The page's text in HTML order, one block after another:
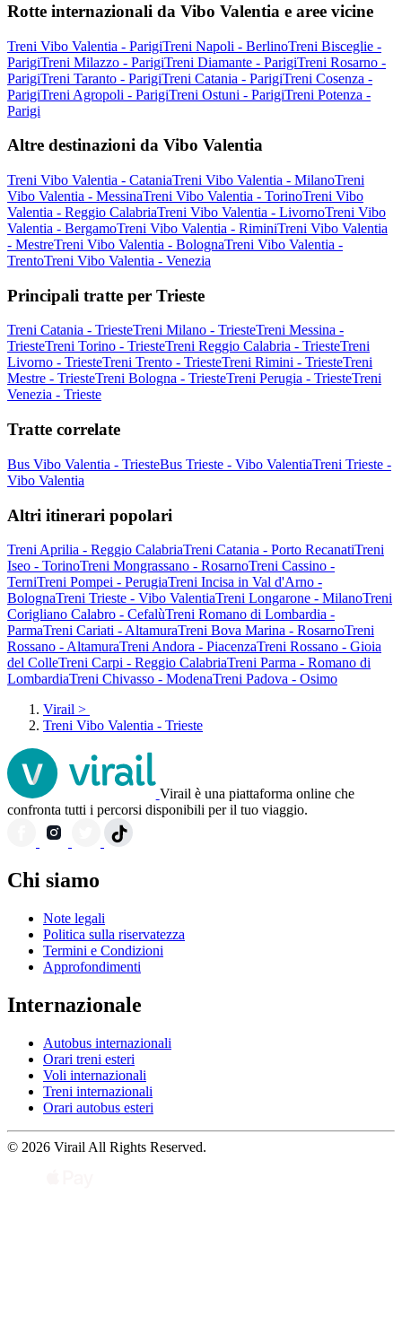
Rotte internazionali da Vibo Valentia e aree vicine
Treni Vibo Valentia - ParigiTreni Napoli - BerlinoTreni Bisceglie -
ParigiTreni Milazzo - ParigiTreni Diamante - ParigiTreni Rosarno -
ParigiTreni Taranto - ParigiTreni Catania - ParigiTreni Cosenza -
ParigiTreni Agropoli - ParigiTreni Ostuni - ParigiTreni Potenza -
Parigi
Altre destinazioni da Vibo Valentia
Treni Vibo Valentia - CataniaTreni Vibo Valentia - MilanoTreni
Vibo Valentia - MessinaTreni Vibo Valentia - TorinoTreni Vibo
Valentia - Reggio CalabriaTreni Vibo Valentia - LivornoTreni Vibo
Valentia - BergamoTreni Vibo Valentia - RiminiTreni Vibo Valentia
- MestreTreni Vibo Valentia - BolognaTreni Vibo Valentia -
TrentoTreni Vibo Valentia - Venezia
Principali tratte per Trieste
Treni Catania - TriesteTreni Milano - TriesteTreni Messina -
TriesteTreni Torino - TriesteTreni Reggio Calabria - TriesteTreni
Livorno - TriesteTreni Trento - TriesteTreni Rimini - TriesteTreni
Mestre - TriesteTreni Bologna - TriesteTreni Perugia - TriesteTreni
Venezia - Trieste
Tratte correlate
Bus Vibo Valentia - TriesteBus Trieste - Vibo ValentiaTreni Trieste -
Vibo Valentia
Altri itinerari popolari
Treni Aprilia - Reggio CalabriaTreni Catania - Porto RecanatiTreni
Iseo - TorinoTreni Mongrassano - RosarnoTreni Cassino -
TerniTreni Pompei - PerugiaTreni Incisa in Val d'Arno -
BolognaTreni Trieste - Vibo ValentiaTreni Longarone - MilanoTreni
Corigliano Calabro - CefalùTreni Romano di Lombardia -
ParmaTreni Cariati - AltamuraTreni Bova Marina - RosarnoTreni
Rossano - AltamuraTreni Andora - PiacenzaTreni Rossano - Gioia
del ColleTreni Carpi - Reggio CalabriaTreni Parma - Romano di
LombardiaTreni Chivasso - ModenaTreni Padova - Osimo
Virail >
Treni Vibo Valentia - Trieste
Virail è una piattaforma online che
confronta tutti i percorsi disponibili per il tuo viaggio.
Chi siamo
Note legali
Politica sulla riservatezza
Termini e Condizioni
Approfondimenti
Internazionale
Autobus internazionali
Orari treni esteri
Voli internazionali
Treni internazionali
Orari autobus esteri
© 2026 Virail All Rights Reserved.